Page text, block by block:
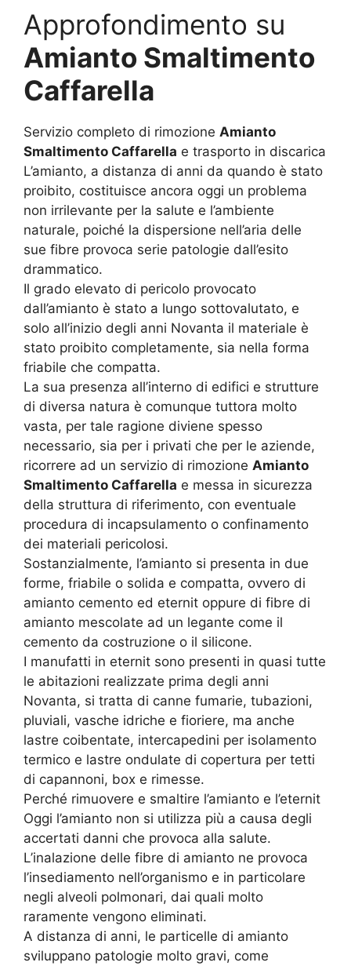
Approfondimento su
Amianto Smaltimento
Caffarella
Servizio completo di rimozione Amianto
Smaltimento Caffarella e trasporto in discarica
L’amianto, a distanza di anni da quando è stato
proibito, costituisce ancora oggi un problema
non irrilevante per la salute e l’ambiente
naturale, poiché la dispersione nell’aria delle
sue fibre provoca serie patologie dall’esito
drammatico.
Il grado elevato di pericolo provocato
dall’amianto è stato a lungo sottovalutato, e
solo all’inizio degli anni Novanta il materiale è
stato proibito completamente, sia nella forma
friabile che compatta.
La sua presenza all’interno di edifici e strutture
di diversa natura è comunque tuttora molto
vasta, per tale ragione diviene spesso
necessario, sia per i privati che per le aziende,
ricorrere ad un servizio di rimozione Amianto
Smaltimento Caffarella e messa in sicurezza
della struttura di riferimento, con eventuale
procedura di incapsulamento o confinamento
dei materiali pericolosi.
Sostanzialmente, l’amianto si presenta in due
forme, friabile o solida e compatta, ovvero di
amianto cemento ed eternit oppure di fibre di
amianto mescolate ad un legante come il
cemento da costruzione o il silicone.
I manufatti in eternit sono presenti in quasi tutte
le abitazioni realizzate prima degli anni
Novanta, si tratta di canne fumarie, tubazioni,
pluviali, vasche idriche e fioriere, ma anche
lastre coibentate, intercapedini per isolamento
termico e lastre ondulate di copertura per tetti
di capannoni, box e rimesse.
Perché rimuovere e smaltire l’amianto e l’eternit
Oggi l’amianto non si utilizza più a causa degli
accertati danni che provoca alla salute.
L’inalazione delle fibre di amianto ne provoca
l’insediamento nell’organismo e in particolare
negli alveoli polmonari, dai quali molto
raramente vengono eliminati.
A distanza di anni, le particelle di amianto
sviluppano patologie molto gravi, come